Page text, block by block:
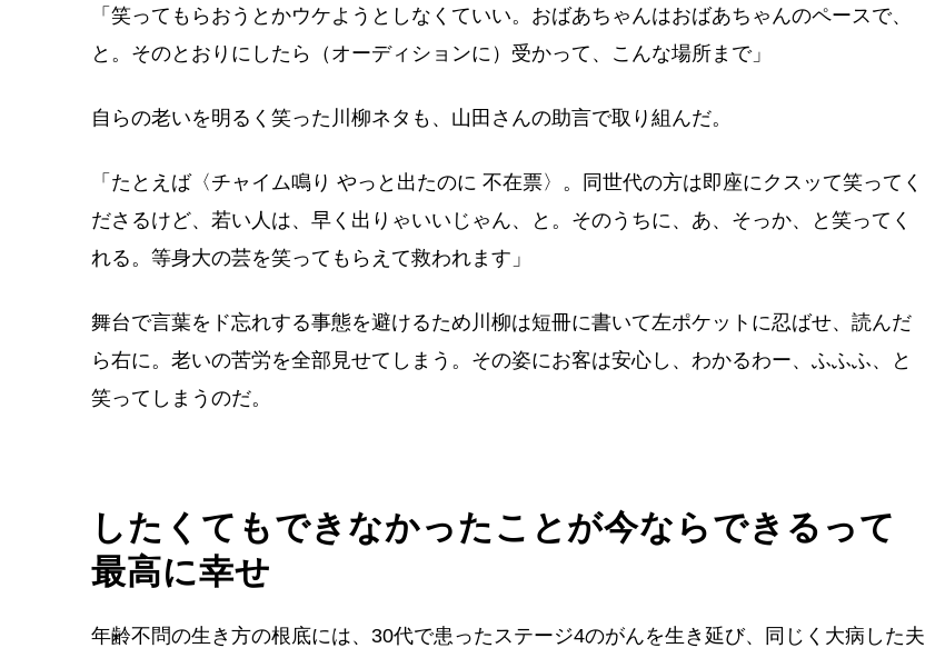
「笑ってもらおうとかウケようとしなくていい。おばあちゃんはおばあちゃんのペースで、
と。そのとおりにしたら（オーディションに）受かって、こんな場所まで」
自らの老いを明るく笑った川柳ネタも、山田さんの助言で取り組んだ。
「たとえば〈チャイム鳴り やっと出たのに 不在票〉。同世代の方は即座にクスッて笑ってく
ださるけど、若い人は、早く出りゃいいじゃん、と。そのうちに、あ、そっか、と笑ってく
れる。等身大の芸を笑ってもらえて救われます」
舞台で言葉をド忘れする事態を避けるため川柳は短冊に書いて左ポケットに忍ばせ、読んだ
ら右に。老いの苦労を全部見せてしまう。その姿にお客は安心し、わかるわー、ふふふ、と
笑ってしまうのだ。
したくてもできなかったことが今ならできるって
最高に幸せ
年齢不問の生き方の根底には、30代で患ったステージ4のがんを生き延び、同じく大病した夫